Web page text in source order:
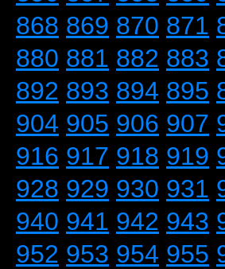
868 869 870 871
880 881 882 883
892 893 894 895
904 905 906 907
916 917 918 919
928 929 930 931
940 941 942 943
952 953 954 955